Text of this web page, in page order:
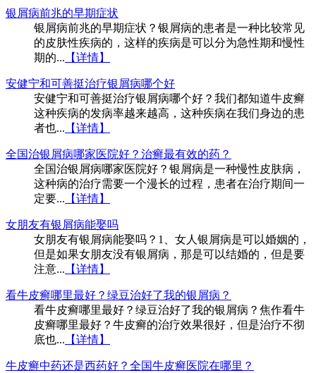
银屑病前兆的早期症状
银屑病前兆的早期症状？银屑病的患者是一种比较常见
的皮肤性疾病的，这样的疾病是可以分为急性期和慢性
期的... 【详情】
安健宁和可善挺治疗银屑病哪个好
安健宁和可善挺治疗银屑病哪个好？我们都知道牛皮癣
这种疾病的发病率越来越高，这种疾病在我们身边的患
者也... 【详情】
全国治银屑病哪家医院好？治癣最有效的药？
全国治银屑病哪家医院好？银屑病是一种慢性皮肤病，
这种病的治疗需要一个漫长的过程，患者在治疗期间一
定要... 【详情】
女朋友有银屑病能娶吗
女朋友有银屑病能娶吗？1、女人银屑病是可以婚姻的，
但是如果女朋友没有银屑病，那是可以结婚的，但是要
注意... 【详情】
看牛皮癣哪里最好？绿豆治好了我的银屑病？
看牛皮癣哪里最好？绿豆治好了我的银屑病？焦作看牛
皮癣哪里最好？牛皮癣的治疗效果很好，但是治疗不彻
底也... 【详情】
牛皮癣中药还是西药好？全国牛皮癣医院在哪里？